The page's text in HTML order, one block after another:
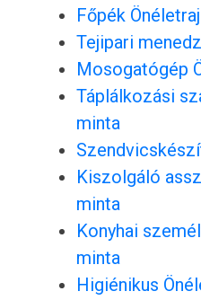
Főpék
Tejipari
Mosogatógép
Táplálkozási
minta
Kiszolgáló
minta
Konyhai
minta
Higiénikus